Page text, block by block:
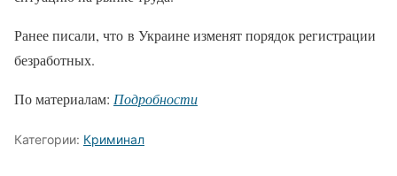
Ранее писали, что в Украине изменят порядок регистрации
безработных.
По материалам: Подробности
Категории: Криминал